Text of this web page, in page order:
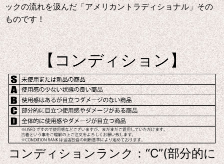
ックの流れを汲んだ「アメリカントラディショナル」その
ものです！
【コンディション】
コンディションランク：“C”(部分的に